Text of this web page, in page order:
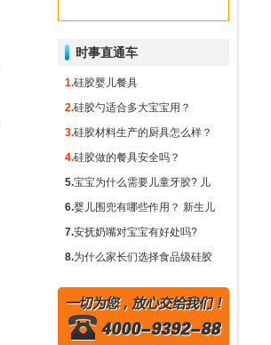
时事直通车
1.硅胶婴儿餐具
2.硅胶勺适合多大宝宝用？
3.硅胶材料生产的厨具怎么样？
4.硅胶做的餐具安全吗？
5.宝宝为什么需要儿童牙胶? 儿
童牙胶对出牙期的宝宝有什么重
要作用？
6.婴儿围兜有哪些作用？ 新生儿
需要围兜吗？
7.安抚奶嘴对宝宝有好处吗?
8.为什么家长们选择食品级硅胶